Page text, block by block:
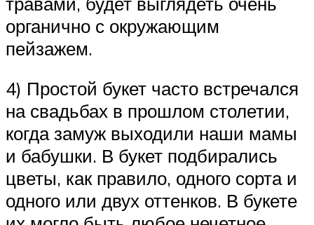
органично с окружающим
пейзажем.
4) Простой букет часто встречался
на свадьбах в прошлом столетии,
когда замуж выходили наши мамы
и бабушки. В букет подбирались
цветы, как правило, одного сорта и
одного или двух оттенков. В букете